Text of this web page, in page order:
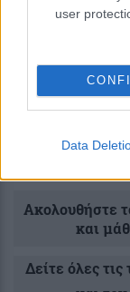
user
Data
Ακολουθήστε
και
Δείτε όλες τις